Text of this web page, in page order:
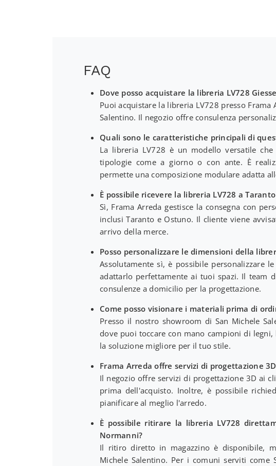
FAQ
Dove posso acquistare la libreria LV728
Puoi acquistare la libreria LV728 presso Frama
Salentino. Il negozio offre consulenza
Quali sono le caratteristiche principali di
La libreria LV728 è un modello versatile
tipologie come a giorno o con ante. È
permette una composizione modulare adatta
È possibile ricevere la libreria LV728 a
Sì, Frama Arreda gestisce la consegna con
inclusi Taranto e Ostuno. Il cliente viene
arrivo della merce.
Posso personalizzare le dimensioni della
Assolutamente sì, è possibile personalizzare
adattarlo perfettamente ai tuoi spazi. Il team
consulenze a domicilio per la progettazione.
Come posso visionare i materiali prima di
Presso il nostro showroom di San Michele
dove puoi toccare con mano campioni di
la soluzione migliore per il tuo stile.
Frama Arreda offre servizi di progettazione
Il negozio offre servizi di progettazione 3D ai
prima dell'acquisto. Inoltre, è possibile
pianificare al meglio l'arredo.
È possibile ritirare la libreria LV728
Normanni?
Il ritiro diretto in magazzino è disponibile,
Michele Salentino. Per i comuni serviti